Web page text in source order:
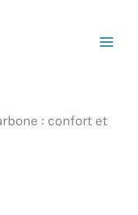
: confort et